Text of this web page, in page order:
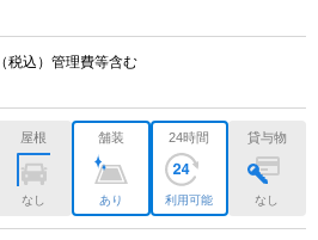
（税込）管理費等含む
屋根
なし
舗装
あり
24時間
利用可能
貸与物
なし